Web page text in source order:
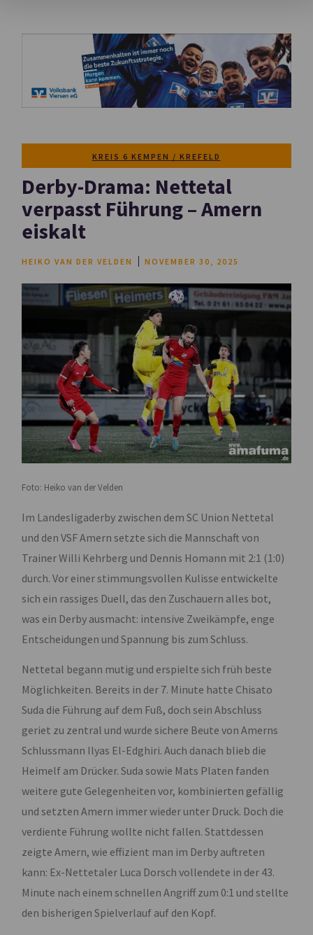
KREIS 6 KEMPEN / KREFELD
Derby-Drama: Nettetal
verpasst Führung – Amern
eiskalt
HEIKO VAN DER VELDEN NOVEMBER 30, 2025
Foto: Heiko van der Velden
Im Landesligaderby zwischen dem SC Union Nettetal
und den VSF Amern setzte sich die Mannschaft von
Trainer Willi Kehrberg und Dennis Homann mit 2:1 (1:0)
durch. Vor einer stimmungsvollen Kulisse entwickelte
sich ein rassiges Duell, das den Zuschauern alles bot,
was ein Derby ausmacht: intensive Zweikämpfe, enge
Entscheidungen und Spannung bis zum Schluss.
Nettetal begann mutig und erspielte sich früh beste
Möglichkeiten. Bereits in der 7. Minute hatte Chisato
Suda die Führung auf dem Fuß, doch sein Abschluss
geriet zu zentral und wurde sichere Beute von Amerns
Schlussmann Ilyas El-Edghiri. Auch danach blieb die
Heimelf am Drücker. Suda sowie Mats Platen fanden
weitere gute Gelegenheiten vor, kombinierten gefällig
und setzten Amern immer wieder unter Druck. Doch die
verdiente Führung wollte nicht fallen. Stattdessen
zeigte Amern, wie effizient man im Derby auftreten
kann: Ex-Nettetaler Luca Dorsch vollendete in der 43.
Minute nach einem schnellen Angriff zum 0:1 und stellte
den bisherigen Spielverlauf auf den Kopf.